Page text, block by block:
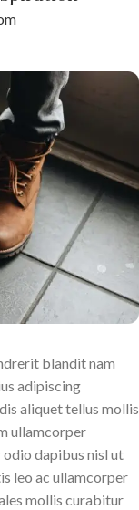
blandit nam
adipiscing
aliquet tellus mollis
ullamcorper
dapibus nisl ut
leo ac ullamcorper
mollis curabitur